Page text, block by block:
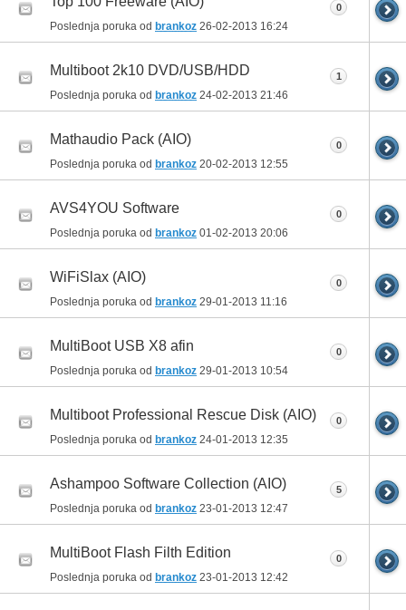
Poslednja poruka od brankoz 26-02-2013 16:24
0
Multiboot 2k10 DVD/USB/HDD
Poslednja poruka od brankoz 24-02-2013 21:46
1
Mathaudio Pack (AIO)
Poslednja poruka od brankoz 20-02-2013 12:55
0
AVS4YOU Software
Poslednja poruka od brankoz 01-02-2013 20:06
0
WiFiSlax (AIO)
Poslednja poruka od brankoz 29-01-2013 11:16
0
MultiBoot USB X8 afin
Poslednja poruka od brankoz 29-01-2013 10:54
0
Multiboot Professional Rescue Disk (AIO)
Poslednja poruka od brankoz 24-01-2013 12:35
0
Ashampoo Software Collection (AIO)
Poslednja poruka od brankoz 23-01-2013 12:47
5
MultiBoot Flash Filth Edition
Poslednja poruka od brankoz 23-01-2013 12:42
0